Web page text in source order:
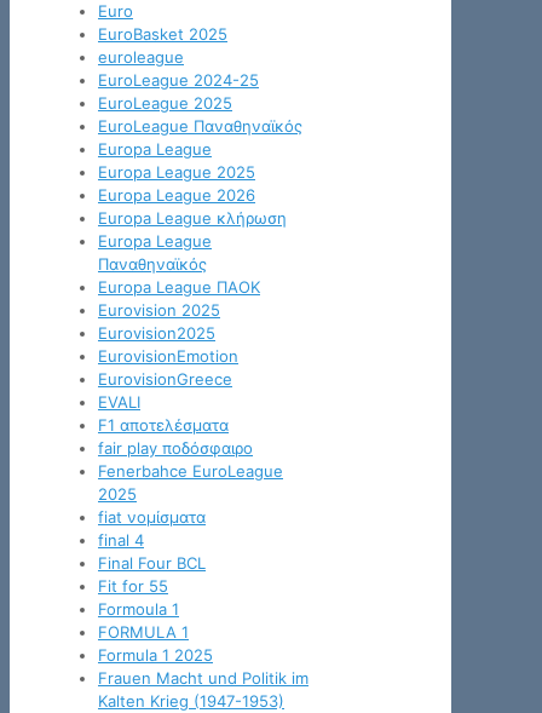
Euro
EuroBasket 2025
euroleague
EuroLeague 2024-25
EuroLeague 2025
EuroLeague Παναθηναϊκός
Europa League
Europa League 2025
Europa League 2026
Europa League κλήρωση
Europa League
Παναθηναϊκός
Europa League ΠΑΟΚ
Eurovision 2025
Eurovision2025
EurovisionEmotion
EurovisionGreece
EVALI
F1 αποτελέσματα
fair play ποδόσφαιρο
Fenerbahce EuroLeague
2025
fiat νομίσματα
final 4
Final Four BCL
Fit for 55
Formoula 1
FORMULA 1
Formula 1 2025
Frauen Macht und Politik im
Kalten Krieg (1947-1953)